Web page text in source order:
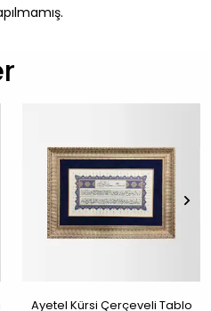
Ayetel Kürsi Çerçeveli Tablo